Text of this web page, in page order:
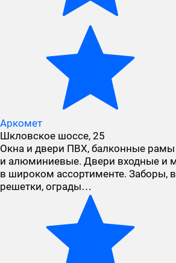
Аркомет
Шкловское шоссе, 25
Окна и двери ПВХ, балконные
и алюминиевые. Двери входные и
в широком ассортименте. Заборы,
решетки, ограды…